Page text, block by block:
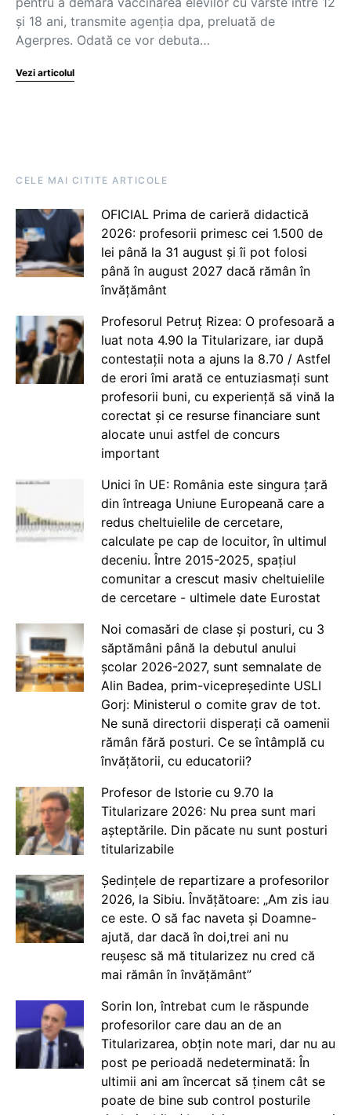
şi 18 ani, transmite agenția dpa, preluată de
Agerpres. Odată ce vor debuta…
Vezi articolul
CELE MAI CITITE ARTICOLE
OFICIAL Prima de carieră didactică
2026: profesorii primesc cei 1.500 de
lei până la 31 august și îi pot folosi
până în august 2027 dacă rămân în
învățământ
Profesorul Petruț Rizea: O profesoară a
luat nota 4.90 la Titularizare, iar după
contestații nota a ajuns la 8.70 / Astfel
de erori îmi arată ce entuziasmați sunt
profesorii buni, cu experiență să vină la
corectat și ce resurse financiare sunt
alocate unui astfel de concurs
important
Unici în UE: România este singura țară
din întreaga Uniune Europeană care a
redus cheltuielile de cercetare,
calculate pe cap de locuitor, în ultimul
deceniu. Între 2015-2025, spațiul
comunitar a crescut masiv cheltuielile
de cercetare - ultimele date Eurostat
Noi comasări de clase și posturi, cu 3
săptămâni până la debutul anului
școlar 2026-2027, sunt semnalate de
Alin Badea, prim-vicepreședinte USLI
Gorj: Ministerul o comite grav de tot.
Ne sună directorii disperați că oamenii
rămân fără posturi. Ce se întâmplă cu
învățătorii, cu educatorii?
Profesor de Istorie cu 9.70 la
Titularizare 2026: Nu prea sunt mari
așteptările. Din păcate nu sunt posturi
titularizabile
Ședințele de repartizare a profesorilor
2026, la Sibiu. Învățătoare: „Am zis iau
ce este. O să fac naveta și Doamne-
ajută, dar dacă în doi,trei ani nu
reușesc să mă titularizez nu cred că
mai rămân în învățământ”
Sorin Ion, întrebat cum le răspunde
profesorilor care dau an de an
Titularizarea, obțin note mari, dar nu au
post pe perioadă nedeterminată: În
ultimii ani am încercat să ținem cât se
poate de bine sub control posturile